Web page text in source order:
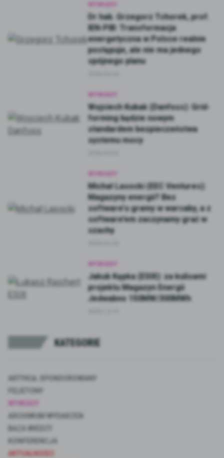
WYWIADY
Dr hab. Grzegorz Tchorek, prof.
IEN-PIB: Transformacja
energetyczna w Polsce realnie
postępuje, ale nie ma jednego
spójnego planu
WYWIADY
Wojciech Kubak (Danfoss): Grid-
forming będzie nowym
standardem bezpieczeństwa
systemu mocy
WYWIADY
Michał Lasocki (EEC Ventures):
Magazyny energii? Bez
software’u gramy w warcaby, a z
software’em zaczynamy grać w
szachy
WYWIADY
Jakub Kępka (ESIX): za kulisami
projektu Magazyn Energii
Jedwabno 150MW/300MWh
KATEGORIE
ARCHIWUM WYDARZEŃ
AKTUALNOŚCI